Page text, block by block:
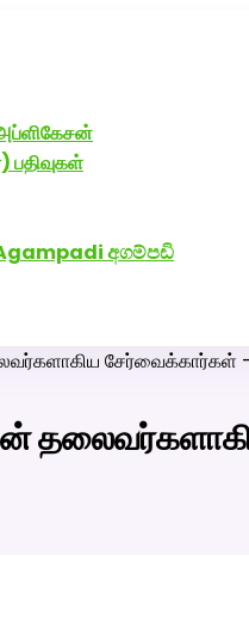
අගම්පඩි
சேர்வைக்கார்கள்